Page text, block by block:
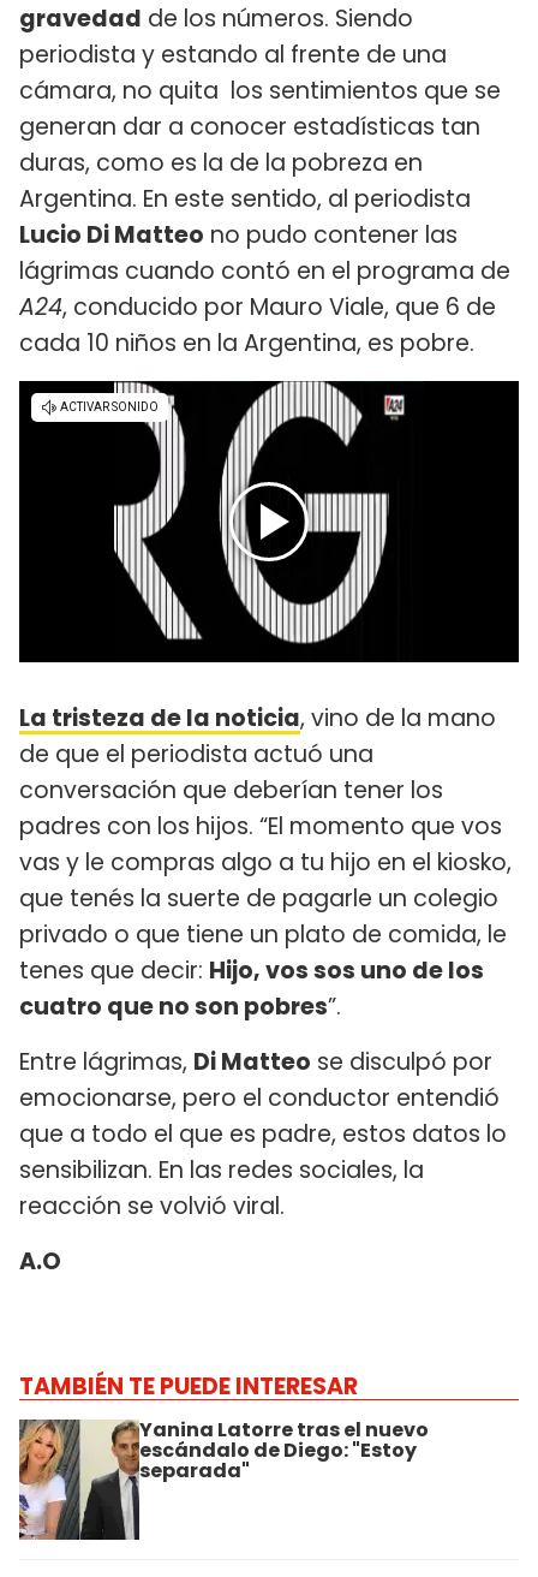
gravedad de los números. Siendo
periodista y estando al frente de una
cámara, no quita los sentimientos que se
generan dar a conocer estadísticas tan
duras, como es la de la pobreza en
Argentina. En este sentido, al periodista
Lucio Di Matteo no pudo contener las
lágrimas cuando contó en el programa de
A24, conducido por Mauro Viale, que 6 de
cada 10 niños en la Argentina, es pobre.
La tristeza de la noticia, vino de la mano
de que el periodista actuó una
conversación que deberían tener los
padres con los hijos. “El momento que vos
vas y le compras algo a tu hijo en el kiosko,
que tenés la suerte de pagarle un colegio
privado o que tiene un plato de comida, le
tenes que decir: Hijo, vos sos uno de los
cuatro que no son pobres”.
Entre lágrimas, Di Matteo se disculpó por
emocionarse, pero el conductor entendió
que a todo el que es padre, estos datos lo
sensibilizan. En las redes sociales, la
reacción se volvió viral.
A.O
TAMBIÉN TE PUEDE INTERESAR
Yanina Latorre tras el nuevo
escándalo de Diego: "Estoy
separada"